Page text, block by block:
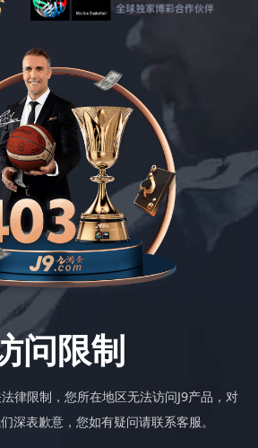
问限制
律限制，您所在地区无法访问J9产品，对
深表歉意，您如有疑问请联系客服。